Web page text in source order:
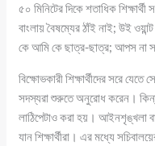
৫০ মিনিটের দিকে শতাধিক
বাংলায় বৈষম্যের ঠাঁই নাই; উই
কে আমি কে ছাত্র-ছাত্র; আপস না
বিক্ষোভকারী শিক্ষার্থীদের সরে
সদস্যরা শুরুতে অনুরোধ করেন। কিন্তু
লাঠিপেটাও করা হয়। আইনশৃঙ্খলা
যান শিক্ষার্থীরা। এর মধ্যে